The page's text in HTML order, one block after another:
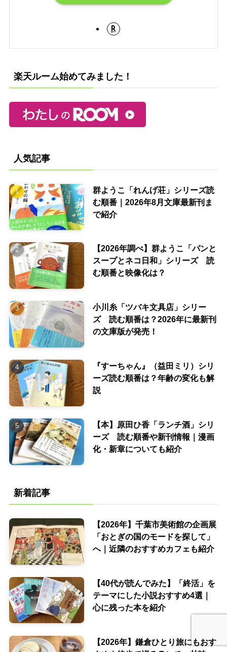
楽天ルーム始めてみました！
人気記事
群ようこ「れんげ荘」シリーズ読
む順番｜2026年8月文庫最新刊ま
で紹介
【2026年調べ】群ようこ「パンと
スープとネコ日和」シリーズ 読
む順番と映像化は？
小川糸「ツバキ文具店」シリー
ズ 読む順番は？2026年に最新刊
の文庫版が発売！
『すーちゃん』（益田ミリ）シリ
ーズ読む順番は？年齢の変化も解
説
【本】原田ひ香「ランチ酒」シリ
ーズ 読む順番や新刊情報｜漫画
化・新章についても紹介
新着記事
【2026年】千葉市美術館の企画展
「おとぎの国のモードを探して」
へ｜近隣のおすすめカフェも紹介
【40代が読んでみた】「終活」を
テーマにした小説おすすめ4選｜
心に残った本を紹介
【2026年】鎌倉ひとり旅にもおす